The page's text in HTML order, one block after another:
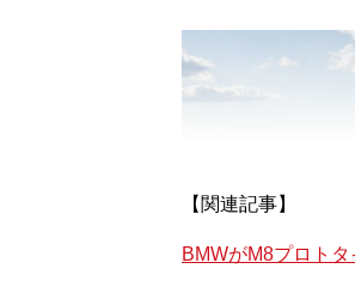
【関連記事】
BMWがM8プロトタ